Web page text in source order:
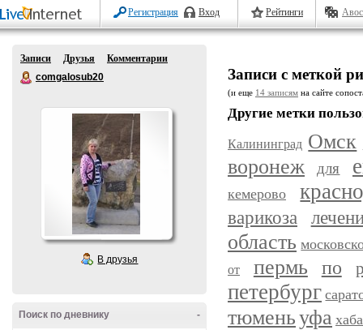
Регистрация Вход Рейтинги
Записи Друзья
Комментарии
comgalosub20
В друзья
-
Поиск по дневнику
Записи с меткой
(и еще 14 записям на сайте
Другие метки
Калининград Омск
воронеж для
кемерово
варикоза
область
от пермь по
петербург
тюменьуфа